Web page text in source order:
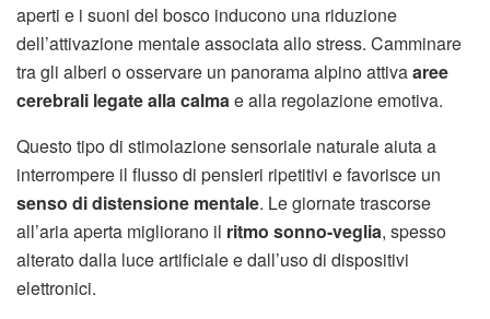
aperti e i suoni del bosco inducono una riduzione
dell’attivazione mentale associata allo stress. Camminare
tra gli alberi o osservare un panorama alpino attivaaree
cerebrali legate alla calmae alla regolazione emotiva.
Questo tipo di stimolazione sensoriale naturale aiuta a
interrompere il flusso di pensieri ripetitivi e favorisce un
senso di distensione mentale. Le giornate trascorse
all’aria aperta migliorano il ritmo sonno-veglia, spesso
alterato dalla luce artificiale e dall’uso di dispositivi
elettronici.